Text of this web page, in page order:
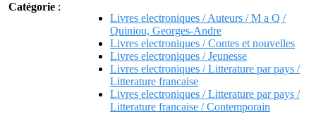
Catégorie :
Livres electroniques / Auteurs / M a Q /
Quiniou, Georges-Andre
Livres electroniques / Contes et nouvelles
Livres electroniques / Jeunesse
Livres electroniques / Litterature par pays /
Litterature francaise
Livres electroniques / Litterature par pays /
Litterature francaise / Contemporain